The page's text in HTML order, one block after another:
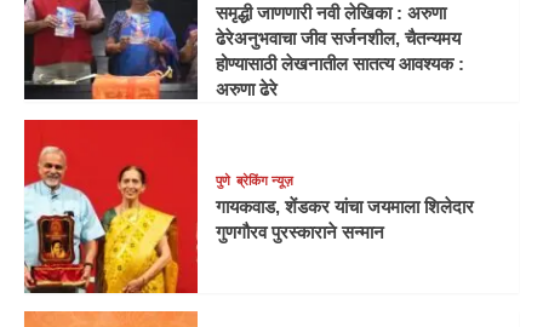
समृद्धी जाणणारी नवी लेखिका : अरुणा
ढेरेअनुभवाचा जीव सर्जनशील, चैतन्यमय
होण्यासाठी लेखनातील सातत्य आवश्यक :
अरुणा ढेरे
पुणे ब्रेकिंग न्यूज़
गायकवाड, शेंडकर यांचा जयमाला शिलेदार
गुणगौरव पुरस्काराने सन्मान